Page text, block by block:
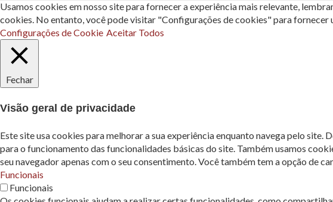
Usamos cookies em nosso site para fornecer a experiência mais relevante,
cookies. No entanto, você pode visitar "Configurações de cookies" para
Configurações de Cookie Aceitar Todos
Fechar
Visão geral de privacidade
Este site usa cookies para melhorar a sua experiência enquanto navega pelo site.
para o funcionamento das funcionalidades básicas do site. Também usamos
seu navegador apenas com o seu consentimento. Você também tem a opção de
Funcionais
Funcionais